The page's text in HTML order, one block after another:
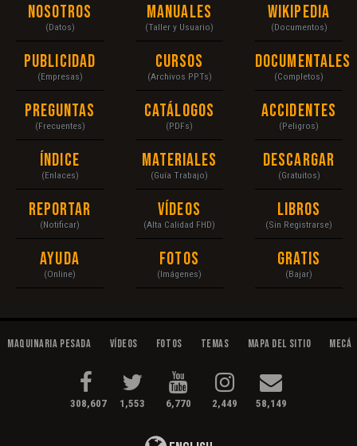
Nosotros
(Datos)
Publicidad
(Empresas)
Preguntas
(Frecuentes)
Índice
(Enlaces)
Reportar
(Notificar)
Ayuda
(Online)
Manuales
(Taller y Usuario)
Cursos
(Archivos PPTs)
Catálogos
(PDFs)
Materiales
(Guía Trabajo)
Vídeos
(Alta Calidad FHD)
Fotos
(Imágenes)
Wikipedia
(Documentos)
Documentales
(Completos)
Accidentes
(Peligros)
Descargar
(Gratuitos)
Libros
(Sin Registrarse)
Gratis
(Bajar)
Maquinaria Pesada Vídeos Fotos Temas Mapa del Sitio
308,607 1,553 6,770 2,449 58,149